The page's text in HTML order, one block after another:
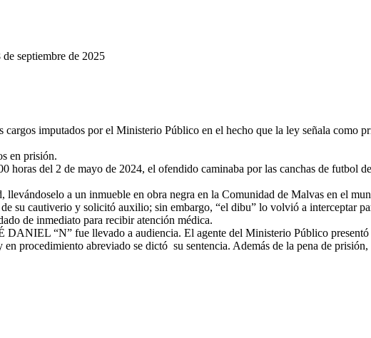
de septiembre de 2025
imputados por el Ministerio Público en el hecho que la ley señala como
en prisión.
horas del 2 de mayo de 2024, el ofendido caminaba por las canchas de futbol
a un inmueble en obra negra en la Comunidad de Malvas en el
su cautiverio y solicitó auxilio; sin embargo, “el dibu” lo volvió a interceptar
de inmediato para recibir atención médica.
DANIEL “N” fue llevado a audiencia. El agente del Ministerio Público
procedimiento abreviado se dictó su sentencia. Además de la pena de